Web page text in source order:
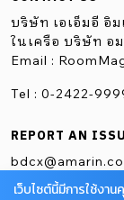
บริษัท เอเอ็มอี อิ
ในเครือ บริษัท อ
Email :
Tel : 0-2422-
REPORT AN
เว็บไซต์นี้มีการใช้งาน